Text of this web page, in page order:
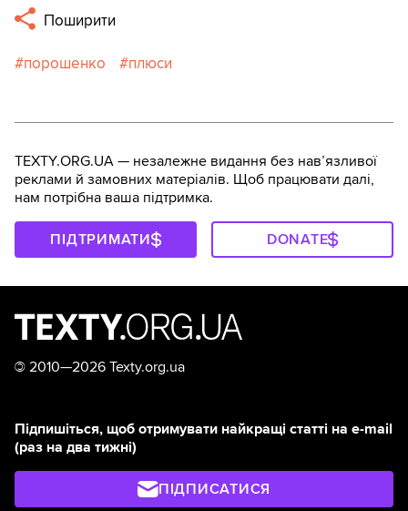
Поширити
порошенко плюси
TEXTY.ORG.UA — незалежне видання без навʼязливої
реклами й замовних матеріалів. Щоб працювати далі,
нам потрібна ваша підтримка.
ПІДТРИМАТИ DONATE
© 2010—2026 Texty.org.ua
Підпишіться, щоб отримувати найкращі статті на e-mail
(раз на два тижні)
ПІДПИСАТИСЯ